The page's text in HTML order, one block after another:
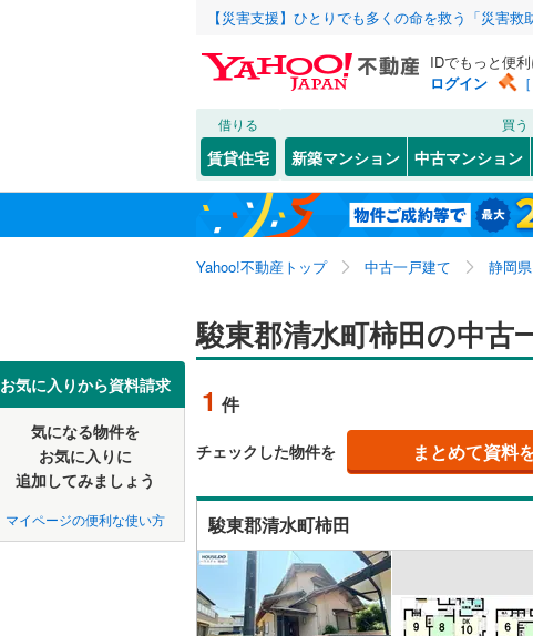
【災害支援】ひとりでも多くの命を救う「災害救
IDでもっと便
ログイン
借りる
賃貸住宅
買う
新築マンション 中古マンション
Yahoo!不動産トップ 中古一戸建て 静岡県
お気に入りから資料請求
気になる物件を
お気に入りに
追加してみましょう
マイページの便利な使い方
駿東郡清水町柿田の中古
1 件
チェックした物件を まとめて資料
駿東郡清水町柿田
北海道 北海道
東北 青森
関東 東京
信越・北陸 新潟
近畿 大阪
中国 鳥取
四国
九州・沖縄 福岡
静岡市 葵区(36)
中央区 98 )
かの地域
沼津市 84
富士宮市(52)
掛川市(9)
袋井市(13)
賀茂郡東伊豆
柿田(1)
長沢(1)
JR 東海道本線（
御殿場線(1)
東海道新幹線 (0
岳南鉄道線(0
大井川鐵道井川
こだわり条件 リフォーム、リ
リノベーショ
（0）
設備
床暖房（0）
駐車場2台以
（0）
サービスルー